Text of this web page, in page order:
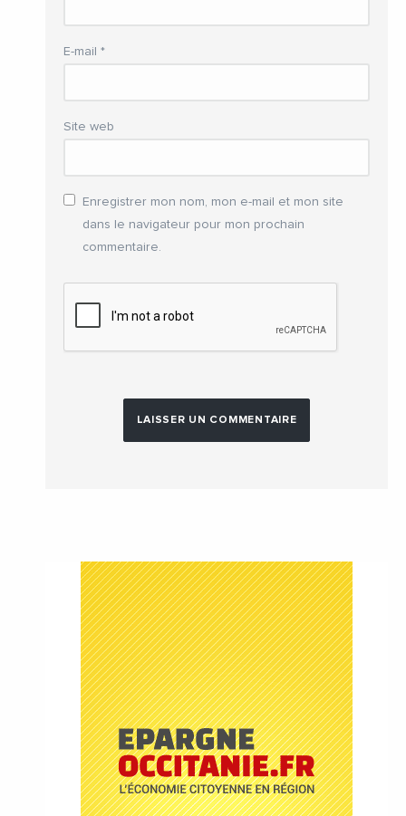
E-mail *
Site web
Enregistrer mon nom, mon e-mail et mon site
dans le navigateur pour mon prochain
commentaire.